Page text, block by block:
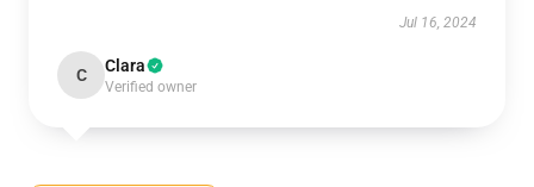
Jul 16, 2024
C Clara
Verified owner